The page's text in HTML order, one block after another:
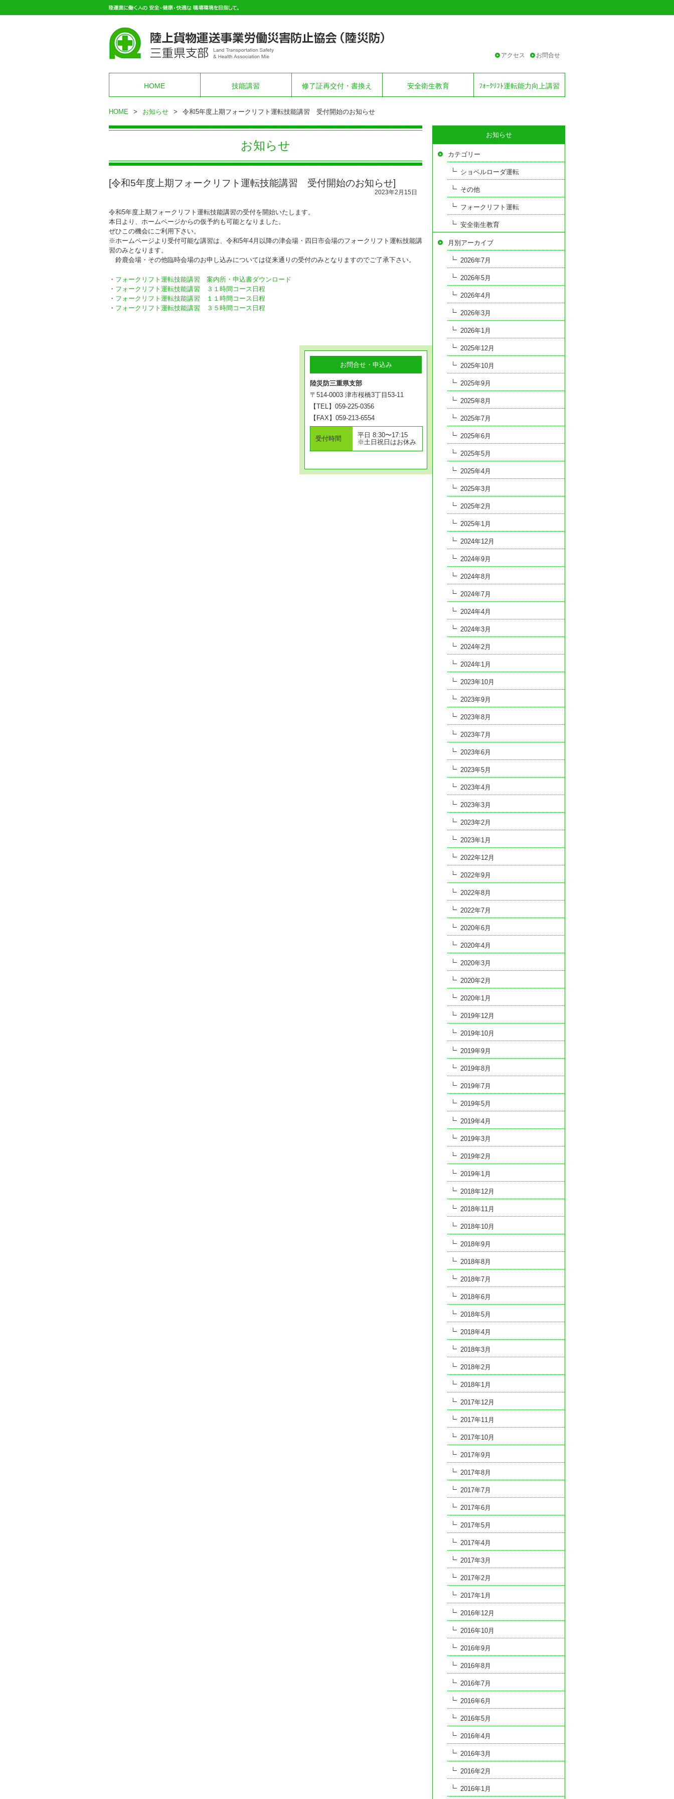
お問合せ
アクセス
HOME 技能講習 修了証再交付・書換え 安全衛生教育 ﾌｫｰｸﾘﾌﾄ運転能力向上講習
HOME > お知らせ > 令和5年度上期フォークリフト運転技能講習 受付開始のお知らせ
お知らせ
[令和5年度上期フォークリフト運転技能講習 受付開始のお知らせ]
2023年2月15日
令和5年度上期フォークリフト運転技能講習の受付を開始いたします。
本日より、ホームページからの仮予約も可能となりました。
ぜひこの機会にご利用下さい。
※ホームページより受付可能な講習は、令和5年4月以降の津会場・四日市会場のフォークリフト運転技能講
習のみとなります。
鈴鹿会場・その他臨時会場のお申し込みについては従来通りの受付のみとなりますのでご了承下さい。
・ フォークリフト運転技能講習 案内所・申込書ダウンロード
・ フォークリフト運転技能講習 ３１時間コース日程
・ フォークリフト運転技能講習 １１時間コース日程
・ フォークリフト運転技能講習 ３５時間コース日程
お知らせ
カテゴリー
ショベルローダ運転
その他
フォークリフト運転
安全衛生教育
月別アーカイブ
2026年7月
2026年5月
2026年4月
2026年3月
2026年1月
2025年12月
2025年10月
2025年9月
2025年8月
2025年7月
2025年6月
2025年5月
2025年4月
2025年3月
2025年2月
2025年1月
2024年12月
2024年9月
2024年8月
2024年7月
2024年4月
2024年3月
2024年2月
2024年1月
2023年10月
2023年9月
2023年8月
2023年7月
2023年6月
2023年5月
2023年4月
2023年3月
2023年2月
2023年1月
2022年12月
2022年9月
2022年8月
2022年7月
2020年6月
2020年4月
2020年3月
2020年2月
2020年1月
2019年12月
2019年10月
2019年9月
2019年8月
2019年7月
2019年5月
2019年4月
2019年3月
2019年2月
2019年1月
2018年12月
2018年11月
2018年10月
2018年9月
2018年8月
2018年7月
2018年6月
2018年5月
2018年4月
2018年3月
2018年2月
2018年1月
2017年12月
2017年11月
2017年10月
2017年9月
2017年8月
2017年7月
2017年6月
2017年5月
2017年4月
2017年3月
2017年2月
2017年1月
2016年12月
2016年10月
2016年9月
2016年8月
2016年7月
2016年6月
2016年5月
2016年4月
2016年3月
2016年2月
2016年1月
お問合せ・申込み
陸災防三重県支部
〒514-0003 津市桜橋3丁目53-11
【TEL】059-225-0356
【FAX】059-213-6554
受付時間
平日 8:30〜17:15
※土日祝日はお休み